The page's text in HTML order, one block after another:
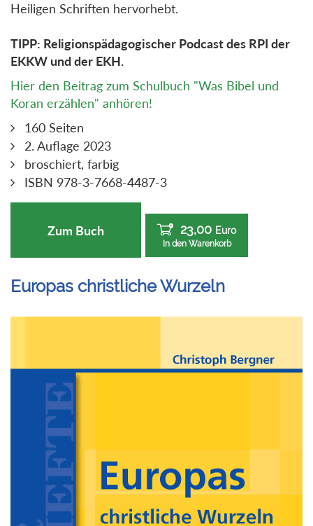
Heiligen Schriften hervorhebt.
TIPP: Religionspädagogischer Podcast des RPI der
EKKW und der EKH.
Hier den Beitrag zum Schulbuch "Was Bibel und
Koran erzählen" anhören!
160 Seiten
2. Auflage 2023
broschiert, farbig
ISBN 978-3-7668-4487-3
Zum Buch 23,00 Euro
In den Warenkorb
Europas christliche Wurzeln